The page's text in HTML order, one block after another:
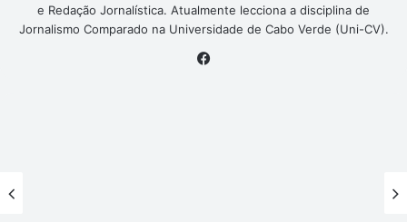
e Redação Jornalística. Atualmente lecciona a disciplina de
Jornalismo Comparado na Universidade de Cabo Verde (Uni-CV).